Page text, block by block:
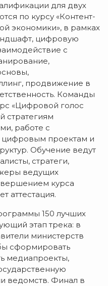
для двух
по курсу «Контент-
экономики», в рамках
цифровую
с
продвижение в
Команды
«Цифровой голос
стратегиям
работе с
цифровым проектам и
Обучение ведут
стратеги,
ведущих
курса
аттестация.
150 лучших
этап трека: в
министерств
сформировать
медиапроекты,
ведомств. Финал в